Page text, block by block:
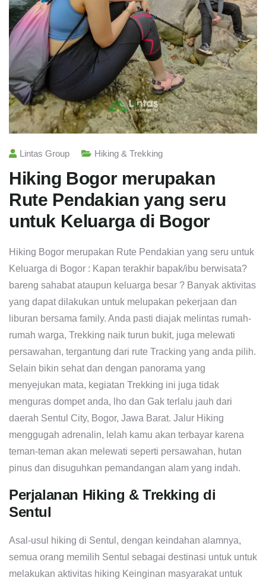
Lintas Group Hiking & Trekking
Hiking Bogor merupakan
Rute Pendakian yang seru
untuk Keluarga di Bogor
Hiking Bogor merupakan Rute Pendakian yang seru untuk
Keluarga di Bogor : Kapan terakhir bapak/ibu berwisata?
bareng sahabat ataupun keluarga besar ? Banyak aktivitas
yang dapat dilakukan untuk melupakan pekerjaan dan
liburan bersama family. Anda pasti diajak melintas rumah-
rumah warga, Trekking naik turun bukit, juga melewati
persawahan, tergantung dari rute Tracking yang anda pilih.
Selain bikin sehat dan dengan panorama yang
menyejukan mata, kegiatan Trekking ini juga tidak
menguras dompet anda, lho dan Gak terlalu jauh dari
daerah Sentul City, Bogor, Jawa Barat. Jalur Hiking
menggugah adrenalin, lelah kamu akan terbayar karena
teman-teman akan melewati seperti persawahan, hutan
pinus dan disuguhkan pemandangan alam yang indah.
Perjalanan Hiking & Trekking di
Sentul
Asal-usul hiking di Sentul, dengan keindahan alamnya,
semua orang memilih Sentul sebagai destinasi untuk untuk
melakukan aktivitas hiking Keinginan masyarakat untuk